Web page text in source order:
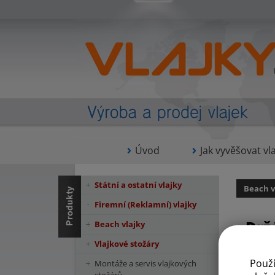
Úvod Jak vyvěšovat
Beach
Státní a ostatní vlajky
Firemní (Reklamní) vlajky
Beach vlajky
Vlajkové stožáry
Montáže a servis vlajkových